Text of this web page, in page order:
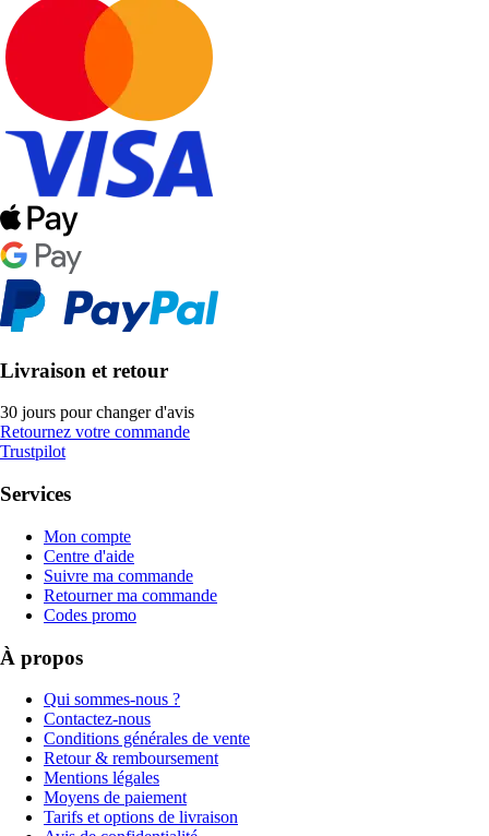
Livraison et retour
30 jours pour changer d'avis
Retournez votre commande
Trustpilot
Services
Mon compte
Centre d'aide
Suivre ma commande
Retourner ma commande
Codes promo
À propos
Qui sommes-nous ?
Contactez-nous
Conditions générales de vente
Retour & remboursement
Mentions légales
Moyens de paiement
Tarifs et options de livraison